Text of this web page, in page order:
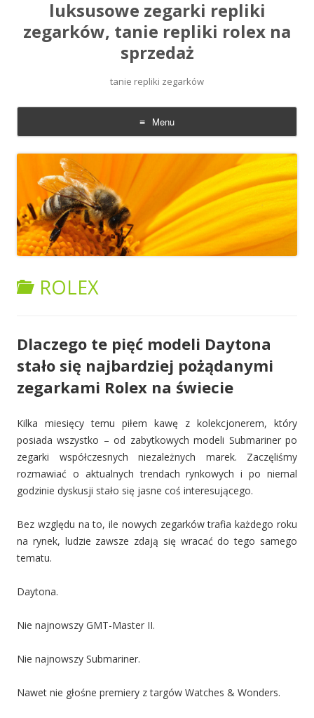
luksusowe zegarki repliki
zegarków, tanie repliki rolex na
sprzedaż
tanie repliki zegarków
Menu
Skip
to
ROLEX
Dlaczego te pięć modeli Daytona
stało się najbardziej pożądanymi
zegarkami Rolex na świecie
Kilka miesięcy temu piłem kawę z kolekcjonerem, który
posiada wszystko – od zabytkowych modeli Submariner po
zegarki współczesnych niezależnych marek. Zaczęliśmy
rozmawiać o aktualnych trendach rynkowych i po niemal
godzinie dyskusji stało się jasne coś interesującego.
Bez względu na to, ile nowych zegarków trafia każdego roku
na rynek, ludzie zawsze zdają się wracać do tego samego
tematu.
Daytona.
Nie najnowszy GMT-Master II.
Nie najnowszy Submariner.
Nawet nie głośne premiery z targów Watches & Wonders.